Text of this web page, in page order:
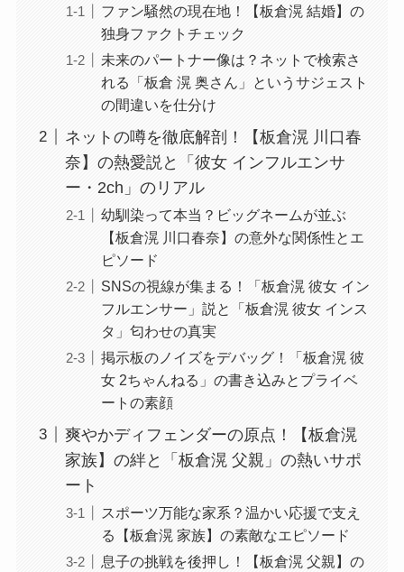
ファン騒然の現在地！【板倉滉 結婚】の
独身ファクトチェック
未来のパートナー像は？ネットで検索さ
れる「板倉 滉 奥さん」というサジェスト
の間違いを仕分け
ネットの噂を徹底解剖！【板倉滉 川口春
奈】の熱愛説と「彼女 インフルエンサ
ー・2ch」のリアル
幼馴染って本当？ビッグネームが並ぶ
【板倉滉 川口春奈】の意外な関係性とエ
ピソード
SNSの視線が集まる！「板倉滉 彼女 イン
フルエンサー」説と「板倉滉 彼女 インス
タ」匂わせの真実
掲示板のノイズをデバッグ！「板倉滉 彼
女 2ちゃんねる」の書き込みとプライベ
ートの素顔
爽やかディフェンダーの原点！【板倉滉
家族】の絆と「板倉滉 父親」の熱いサポ
ート
スポーツ万能な家系？温かい応援で支え
る【板倉滉 家族】の素敵なエピソード
息子の挑戦を後押し！【板倉滉 父親】の